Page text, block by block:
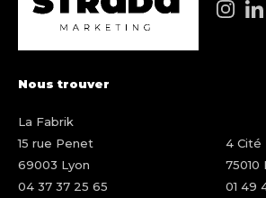
Nous trouver
La Fabrik
15 rue Penet
69003 Lyon
04 37 37 25 65
4 Cité
75010
01 49